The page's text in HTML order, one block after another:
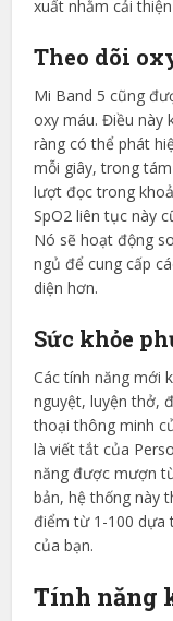
xuất nhằm cải
Theo dõi
Mi Band 5 cũng
oxy máu. Điều này
ràng có thể phát
mỗi giây, trong
lượt đọc trong
SpO2 liên tục này
Nó sẽ hoạt động
ngủ để cung cấp
diện hơn.
Sức khỏe
Các tính năng mới
nguyệt, luyện thở,
thoại thông minh
là viết tắt của
năng được mượn
bản, hệ thống này
điểm từ 1-100 dựa
của bạn.
Tính năng